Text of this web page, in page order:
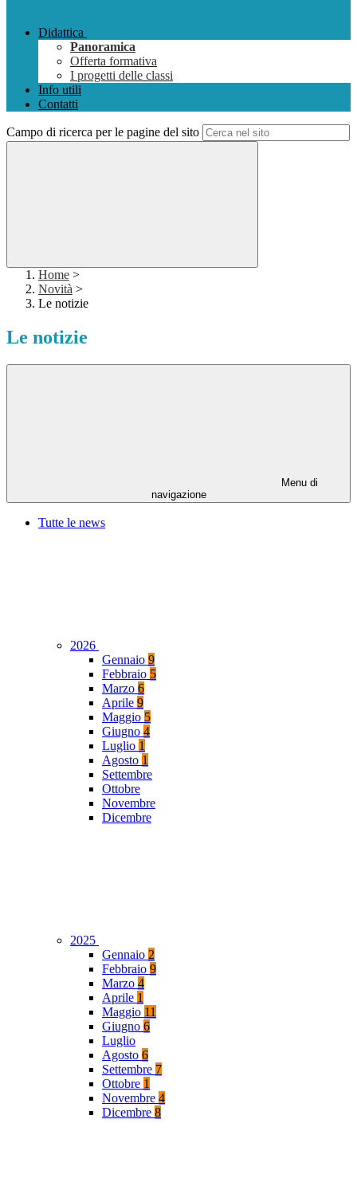
Didattica
Panoramica
Offerta formativa
I progetti delle classi
Info utili
Contatti
Campo di ricerca per le pagine del sito
Home >
Novità >
Le notizie
Le notizie
Menu di
navigazione
Tutte le news
2026
Gennaio 9
Febbraio 5
Marzo 6
Aprile 9
Maggio 5
Giugno 4
Luglio 1
Agosto 1
Settembre
Ottobre
Novembre
Dicembre
2025
Gennaio 2
Febbraio 9
Marzo 4
Aprile 1
Maggio 11
Giugno 6
Luglio
Agosto 6
Settembre 7
Ottobre 1
Novembre 4
Dicembre 8